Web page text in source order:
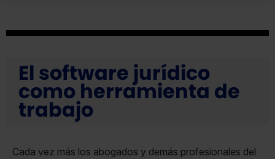
El software jurídico
como herramienta de
trabajo
Cada vez más los abogados y demás profesionales del